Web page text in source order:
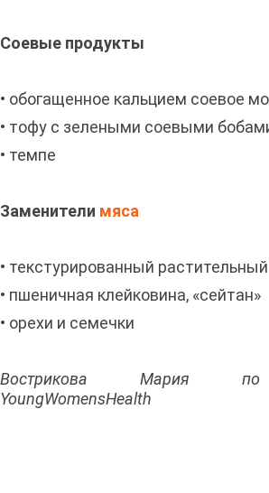
Соевые продукты
• обогащенное кальцием соевое
• тофу с зелеными соевыми
• темпе
Заменители мяса
• текстурированный
• пшеничная клейковина, «сейтан»
• орехи и семечки
Вострикова Мария по
YoungWomensHealth